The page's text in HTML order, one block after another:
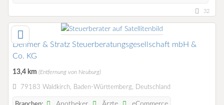
32
Dehmer & Stratz Steuerberatungsgesellschaft mbH &
Co. KG
13,4 km (Entfernung von Neuburg)
79183 Waldkirch, Baden-Württemberg, Deutschland